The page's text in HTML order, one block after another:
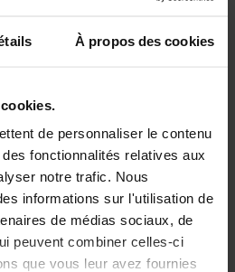
À propos des cookies
de personnaliser le contenu
fonctionnalités relatives aux
notre trafic. Nous
informations sur l'utilisation de
de médias sociaux, de
peuvent combiner celles-ci
que vous leur avez fournies
Variant
femme - au-dessous des seins,
fermeture à l'avant par agrafes et
hygiénique